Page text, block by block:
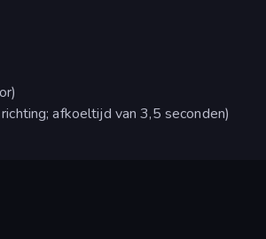
afkoeltijd van 3,5 seconden)